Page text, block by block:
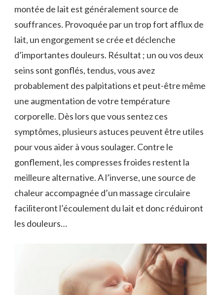
montée de lait est généralement source de
souffrances. Provoquée par un trop fort afflux de
lait, un engorgement se crée et déclenche
d’importantes douleurs. Résultat ; un ou vos deux
seins sont gonflés, tendus, vous avez
probablement des palpitations et peut-être même
une augmentation de votre température
corporelle. Dès lors que vous sentez ces
symptômes, plusieurs astuces peuvent être utiles
pour vous aider à vous soulager. Contre le
gonflement, les compresses froides restent la
meilleure alternative. A l’inverse, une source de
chaleur accompagnée d’un massage circulaire
faciliteront l’écoulement du lait et donc réduiront
les douleurs…